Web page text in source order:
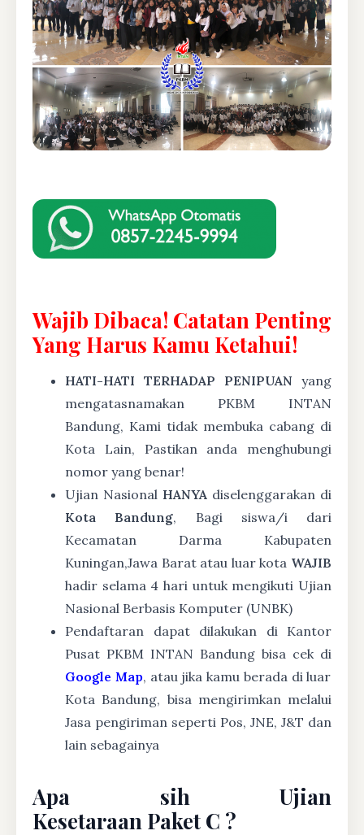
Wajib Dibaca! Catatan Penting
Yang Harus Kamu Ketahui!
HATI-HATI TERHADAP PENIPUAN yang
mengatasnamakan PKBM INTAN
Bandung, Kami tidak membuka cabang di
Kota Lain, Pastikan anda menghubungi
nomor yang benar!
Ujian Nasional HANYA diselenggarakan di
Kota Bandung, Bagi siswa/i dari
Kecamatan Darma Kabupaten
Kuningan,Jawa Barat atau luar kota WAJIB
hadir selama 4 hari untuk mengikuti Ujian
Nasional Berbasis Komputer (UNBK)
Pendaftaran dapat dilakukan di Kantor
Pusat PKBM INTAN Bandung bisa cek di
Google Map, atau jika kamu berada di luar
Kota Bandung, bisa mengirimkan melalui
Jasa pengiriman seperti Pos, JNE, J&T dan
lain sebagainya
Apa sih Ujian
Kesetaraan Paket C ?